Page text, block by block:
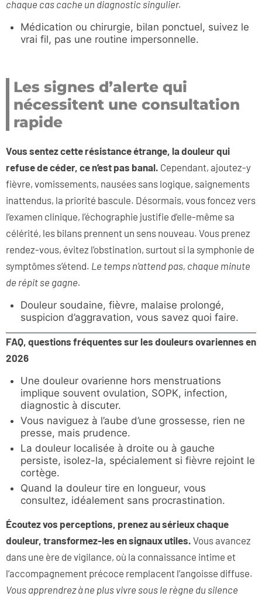
chaque cas cache un diagnostic singulier.
Médication ou chirurgie, bilan ponctuel, suivez le
vrai fil, pas une routine impersonnelle.
Les signes d’alerte qui
nécessitent une consultation
rapide
Vous sentez cette résistance étrange, la douleur qui
refuse de céder, ce n’est pas banal. Cependant, ajoutez-y
fièvre, vomissements, nausées sans logique, saignements
inattendus, la priorité bascule. Désormais, vous foncez vers
l’examen clinique, l’échographie justifie d’elle-même sa
célérité, les bilans prennent un sens nouveau. Vous prenez
rendez-vous, évitez l’obstination, surtout si la symphonie de
symptômes s’étend. Le temps n’attend pas, chaque minute
de répit se gagne.
Douleur soudaine, fièvre, malaise prolongé,
suspicion d’aggravation, vous savez quoi faire.
FAQ, questions fréquentes sur les douleurs ovariennes en
2026
Une douleur ovarienne hors menstruations
implique souvent ovulation, SOPK, infection,
diagnostic à discuter.
Vous naviguez à l’aube d’une grossesse, rien ne
presse, mais prudence.
La douleur localisée à droite ou à gauche
persiste, isolez-la, spécialement si fièvre rejoint le
cortège.
Quand la douleur tire en longueur, vous
consultez, idéalement sans procrastination.
Écoutez vos perceptions, prenez au sérieux chaque
douleur, transformez-les en signaux utiles. Vous avancez
dans une ère de vigilance, où la connaissance intime et
l’accompagnement précoce remplacent l’angoisse diffuse.
Vous apprendrez à ne plus vivre sous le règne du silence